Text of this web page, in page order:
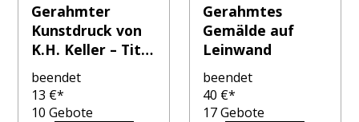
Gerahmter
Kunstdruck von
K.H. Keller – Titel
unbekannt
beendet
13 €*
10 Gebote
Gerahmtes
Gemälde auf
Leinwand
beendet
40 €*
17Gebote